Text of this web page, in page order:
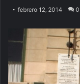
febrero 12, 2014 0